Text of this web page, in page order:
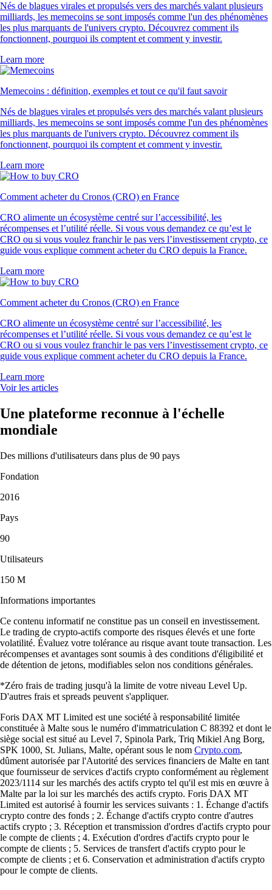
Nés de blagues virales et propulsés vers des marchés valant plusieurs
milliards, les memecoins se sont imposés comme l'un des phénomènes
les plus marquants de l'univers crypto. Découvrez comment ils
fonctionnent, pourquoi ils comptent et comment y investir.
Learn more
Memecoins : définition, exemples et tout ce qu'il faut savoir
Nés de blagues virales et propulsés vers des marchés valant plusieurs
milliards, les memecoins se sont imposés comme l'un des phénomènes
les plus marquants de l'univers crypto. Découvrez comment ils
fonctionnent, pourquoi ils comptent et comment y investir.
Learn more
Comment acheter du Cronos (CRO) en France
CRO alimente un écosystème centré sur l’accessibilité, les
récompenses et l’utilité réelle. Si vous vous demandez ce qu’est le
CRO ou si vous voulez franchir le pas vers l’investissement crypto, ce
guide vous explique comment acheter du CRO depuis la France.
Learn more
Comment acheter du Cronos (CRO) en France
CRO alimente un écosystème centré sur l’accessibilité, les
récompenses et l’utilité réelle. Si vous vous demandez ce qu’est le
CRO ou si vous voulez franchir le pas vers l’investissement crypto, ce
guide vous explique comment acheter du CRO depuis la France.
Learn more
Voir les articles
Une plateforme reconnue à l'échelle
mondiale
Des millions d'utilisateurs dans plus de 90 pays
Fondation
2016
Pays
90
Utilisateurs
150 M
Informations importantes
Ce contenu informatif ne constitue pas un conseil en investissement.
Le trading de crypto-actifs comporte des risques élevés et une forte
volatilité. Évaluez votre tolérance au risque avant toute transaction. Les
récompenses et avantages sont soumis à des conditions d'éligibilité et
de détention de jetons, modifiables selon nos conditions générales.
*Zéro frais de trading jusqu'à la limite de votre niveau Level Up.
D'autres frais et spreads peuvent s'appliquer.
Foris DAX MT Limited est une société à responsabilité limitée
constituée à Malte sous le numéro d'immatriculation C 88392 et dont le
siège social est situé au Level 7, Spinola Park, Triq Mikiel Ang Borg,
SPK 1000, St. Julians, Malte, opérant sous le nom Crypto.com,
dûment autorisée par l'Autorité des services financiers de Malte en tant
que fournisseur de services d'actifs crypto conformément au règlement
2023/1114 sur les marchés des actifs crypto tel qu'il est mis en œuvre à
Malte par la loi sur les marchés des actifs crypto. Foris DAX MT
Limited est autorisé à fournir les services suivants : 1. Échange d'actifs
crypto contre des fonds ; 2. Échange d'actifs crypto contre d'autres
actifs crypto ; 3. Réception et transmission d'ordres d'actifs crypto pour
le compte de clients ; 4. Exécution d'ordres d'actifs crypto pour le
compte de clients ; 5. Services de transfert d'actifs crypto pour le
compte de clients ; et 6. Conservation et administration d'actifs crypto
pour le compte de clients.